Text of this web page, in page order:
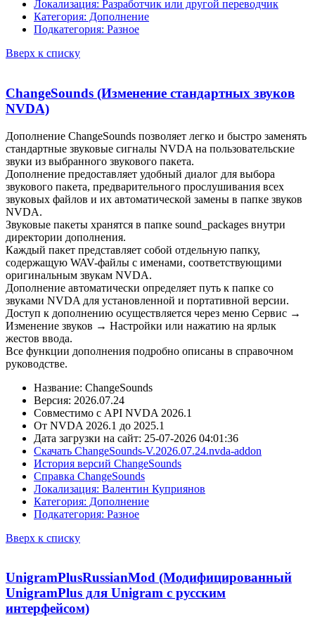
Локализация: Разработчик или другой переводчик
Категория: Дополнение
Подкатегория: Разное
Вверх к списку
ChangeSounds (Изменение стандартных звуков
NVDA)
Дополнение ChangeSounds позволяет легко и быстро заменять
стандартные звуковые сигналы NVDA на пользовательские
звуки из выбранного звукового пакета.
Дополнение предоставляет удобный диалог для выбора
звукового пакета, предварительного прослушивания всех
звуковых файлов и их автоматической замены в папке звуков
NVDA.
Звуковые пакеты хранятся в папке sound_packages внутри
директории дополнения.
Каждый пакет представляет собой отдельную папку,
содержащую WAV-файлы с именами, соответствующими
оригинальным звукам NVDA.
Дополнение автоматически определяет путь к папке со
звуками NVDA для установленной и портативной версии.
Доступ к дополнению осуществляется через меню Сервис →
Изменение звуков → Настройки или нажатию на ярлык
жестов ввода.
Все функции дополнения подробно описаны в справочном
руководстве.
Название: ChangeSounds
Версия: 2026.07.24
Совместимо с API NVDA 2026.1
От NVDA 2026.1 до 2025.1
Дата загрузки на сайт: 25-07-2026 04:01:36
Скачать ChangeSounds-V.2026.07.24.nvda-addon
История версий ChangeSounds
Справка ChangeSounds
Локализация: Валентин Куприянов
Категория: Дополнение
Подкатегория: Разное
Вверх к списку
UnigramPlusRussianMod (Модифицированный
UnigramPlus для Unigram с русским
интерфейсом)